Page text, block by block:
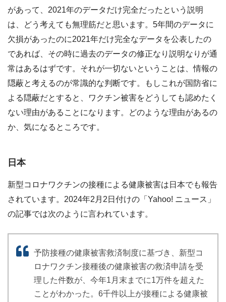
があって、2021年のデータだけ完全だったという説明
は、どう考えても無理筋だと思います。5年間のデータに
欠損があったのに2021年だけ完全なデータを公表したの
であれば、その時に過去のデータの修正なり説明なりが通
常はあるはずです。それが一切ないということは、情報の
隠蔽と考えるのが常識的な判断です。もしこれが国防省に
よる隠蔽だとすると、ワクチン被害をどうしても認めたく
ない理由があることになります。どのような理由があるの
か、気になるところです。
日本
新型コロナワクチンの接種による健康被害は日本でも報告
されています。2024年2月2日付けの「Yahoo! ニュース」
の記事では次のように言われています。
予防接種の健康被害救済制度に基づき、新型コ
ロナワクチン接種後の健康被害の救済申請を受
理した件数が、今年1月末までに1万件を超えた
ことがわかった。6千件以上が接種による健康被